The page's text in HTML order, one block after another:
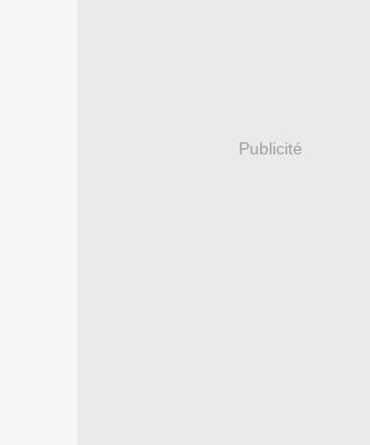
Publicité